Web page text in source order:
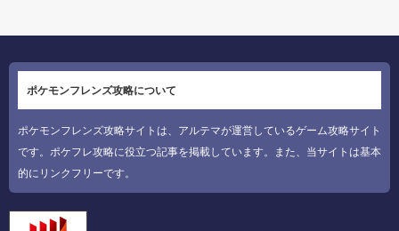
ポケモンフレンズ攻略について
ポケモンフレンズ攻略サイトは、アルテマが運営しているゲーム攻略サイト
です。ポケフレ攻略に役立つ記事を掲載しています。また、当サイトは基本
的にリンクフリーです。